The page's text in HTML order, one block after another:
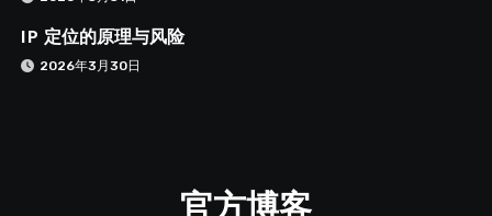
IP 定位的原理与风险
2026年3月30日